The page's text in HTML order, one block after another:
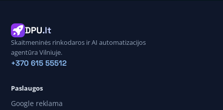
DPU.lt
Skaitmeninės rinkodaros ir AI automatizacijos
agentūra Vilniuje.
+370 615 55512
Paslaugos
Google reklama